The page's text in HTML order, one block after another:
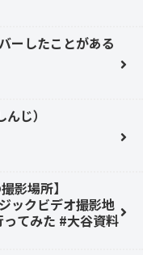
ーしたことがある
じ）
影場所】
ックビデオ撮影地
ってみた #大谷資料